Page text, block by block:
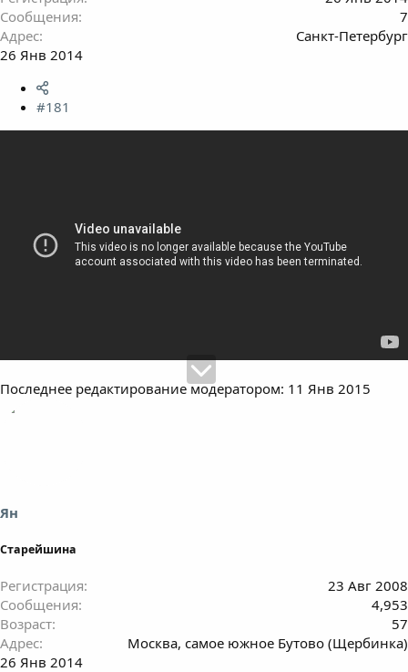
Сообщения
7
Адрес
Санкт-Петербург
26 Янв 2014
#181
Последнее редактирование модератором: 11 Янв 2015
Ян
Старейшина
Регистрация
23 Авг 2008
Сообщения
4,953
Возраст
57
Адрес
Москва, самое южное Бутово (Щербинка)
26 Янв 2014